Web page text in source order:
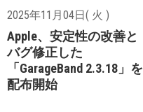
2025年11月04日( 火 )
Apple、安定性の改善と
バグ修正した
「GarageBand 2.3.18」を
配布開始